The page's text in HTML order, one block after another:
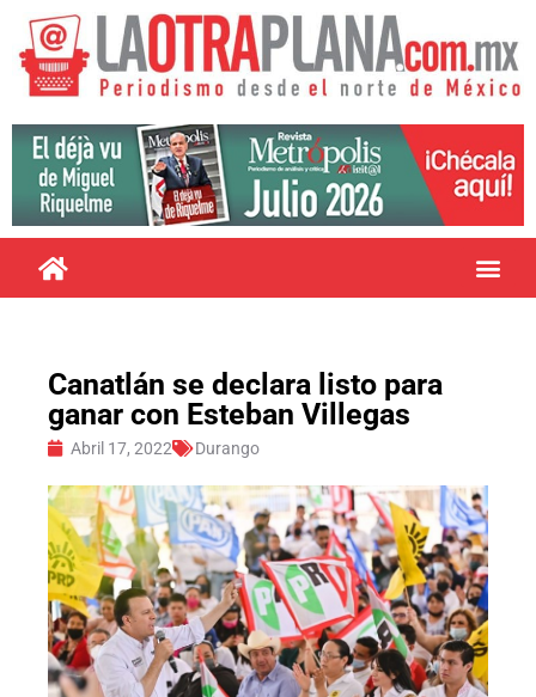
Canatlán se declara listo para
ganar con Esteban Villegas
Abril 17, 2022 Durango